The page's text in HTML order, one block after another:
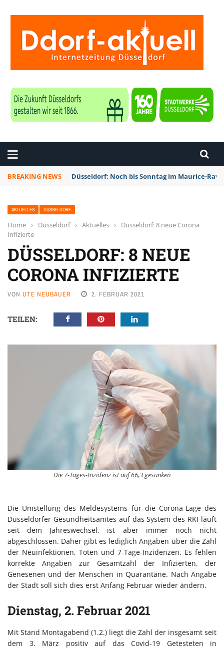
BREAKING NEWS Düsseldorf: Noch bis Sonntag im Maurice-
AKTUELLES DÜSSELDORF
Home › Düsseldorf › Aktuelles ›
Düsseldorf: 8 neue Corona
Infizierte
DÜSSELDORF: 8 NEUE
CORONA INFIZIERTE
VON UTE NEUBAUER 2. FEBRUAR 2021
TEILEN:
Die 7-Tages-Inzidenz ist auf 66,3 gesunken
Die Umstellung des Meldesystems für die Corona-Lage des
Düsseldorfer Gesundheitsamtes auf das System des RKI läuft
seit dem Jahreswechsel, ist aber immer noch nicht
abgeschlossen. Daher gibt es lediglich Angaben über die Zahl
der Neuinfektionen, Toten und 7-Tage-Inzidenzen. Es fehlen
korrekte Angaben zur Gesamtzahl der Infizierten, der
Genesenen und der Menschen in Quarantäne. Nach Angabe
der Stadt soll sich dies erst Anfang Februar wieder ändern.
Dienstag, 2. Februar 2021
Mit Stand Montagabend (1.2.) liegt die Zahl der insgesamt seit
dem 3. März positiv auf das Covid-19 Getesteten in